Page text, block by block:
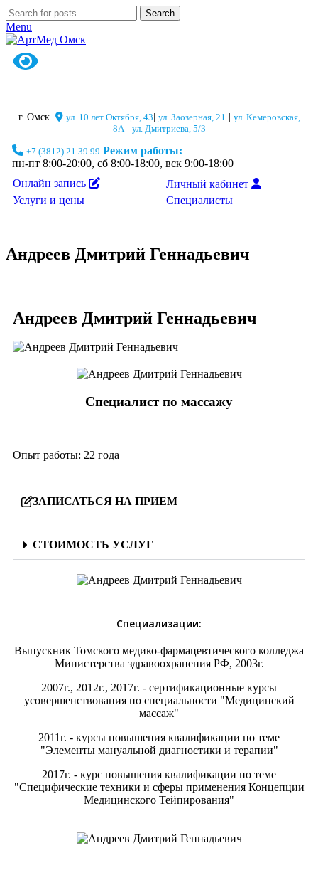
Search
Menu
г. Омск ул. 10 лет Октября, 43 ул. Заозерная, 21
ул. Кемеровская,
8А| ул. Дмитриева, 5/3
+7 (3812) 21 39 99 Режим работы:
пн-пт 8:00-20:00, сб 8:00-18:00, вск 9:00-18:00
Онлайн запись
Услуги и цены
Личный кабинет
Специалисты
Андреев Дмитрий Геннадьевич
Андреев Дмитрий Геннадьевич
Специалист по массажу
Опыт работы: 22 года
ЗАПИСАТЬСЯ НА ПРИЕМ
СТОИМОСТЬ УСЛУГ
Специализации:
Выпускник Томского медико-фармацевтического колледжа
Министерства здравоохранения РФ, 2003г.
2007г., 2012г., 2017г. - сертификационные курсы
усовершенствования по специальности "Медицинский
массаж"
2011г. - курсы повышения квалификации по теме
"Элементы мануальной диагностики и терапии"
2017г. - курс повышения квалификации по теме
"Специфические техники и сферы применения Концепции
Медицинского Тейпирования"